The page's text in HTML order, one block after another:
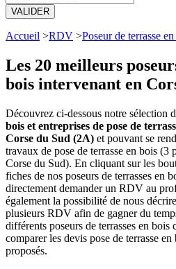
VALIDER
Accueil >RDV >Poseur de terrasse
Les 20 meilleurs
bois intervenant en
Découvrez ci-dessous notre sélection
bois et entreprises de pose de
Corse du Sud (2A) et pouvant se
travaux de pose de terrasse en bois (3
Corse du Sud). En cliquant sur les
fiches de nos poseurs de terrasses en
directement demander un RDV au
également la possibilité de nous
plusieurs RDV afin de gagner du
différents poseurs de terrasses en bois
comparer les devis pose de terrasse
proposés.